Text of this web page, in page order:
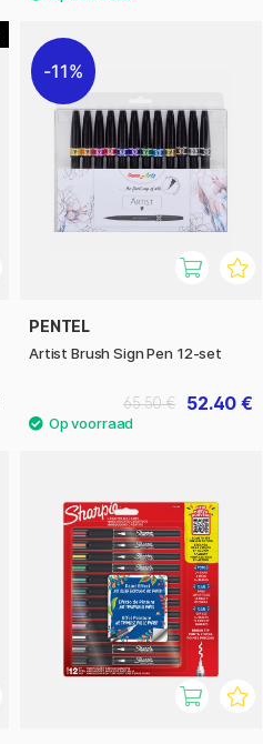
11%
PENTEL
Artist Brush Sign Pen 12-set
52.40 €
65.50 €